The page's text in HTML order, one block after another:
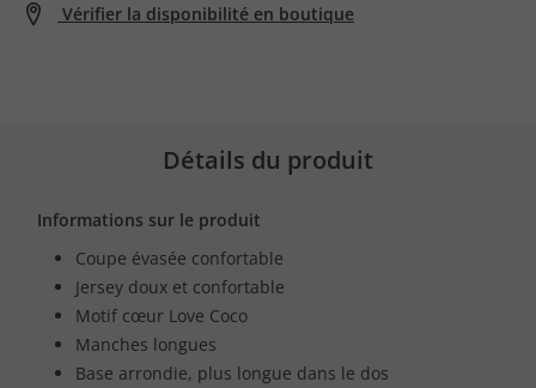
Vérifier la disponibilité en boutique
Détails du produit
Informations sur le produit
Coupe évasée confortable
Jersey doux et confortable
Motif cœur Love Coco
Manches longues
Base arrondie, plus longue dans le dos